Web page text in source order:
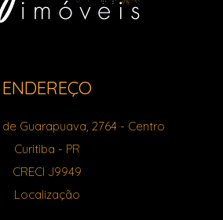
ENDEREÇO
Guarapuava, 2764- Centro
Curitiba - PR
CRECI J9949
Localização